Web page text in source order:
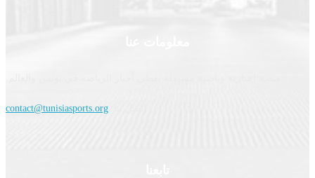
contact@tunisiasports.org